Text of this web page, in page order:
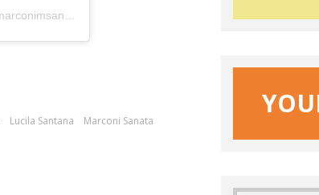
Lucila Santana
Marconi Sanata